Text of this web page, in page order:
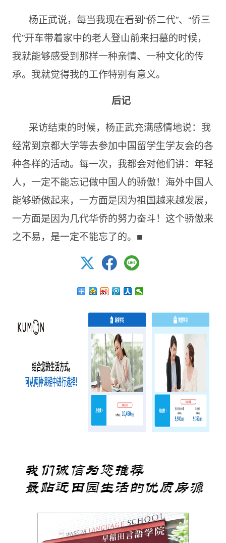
杨正武说，每当我现在看到“侨二代”、“侨三
代”开车带着家中的老人登山前来扫墓的时候，
我就能够感受到那样一种亲情、一种文化的传
承。我就觉得我的工作特别有意义。
后记
采访结束的时候，杨正武充满感情地说：我
经常到京都大学等去参加中国留学生学友会的各
种各样的活动。每一次，我都会对他们讲：年轻
人，一定不能忘记做中国人的骄傲！海外中国人
能够骄傲起来，一方面是因为祖国越来越发展，
一方面是因为几代华侨的努力奋斗！这个骄傲来
之不易，是一定不能忘了的。■